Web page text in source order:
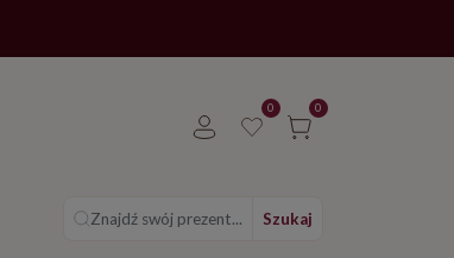
0 0
Znajdź swój prezent... Szukaj